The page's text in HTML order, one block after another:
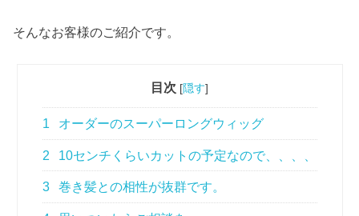
そんなお客様のご紹介です。
目次 [隠す]
1 オーダーのスーパーロングウィッグ
2 10センチくらいカットの予定なので、、、、
3 巻き髪との相性が抜群です。